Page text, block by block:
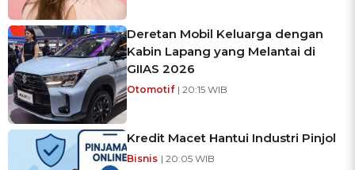
Deretan Mobil Keluarga dengan
Kabin Lapang yang Melantai di
GIIAS 2026
Otomotif | 20:15 WIB
Kredit Macet Hantui Industri Pinjol
Bisnis | 20:05 WIB